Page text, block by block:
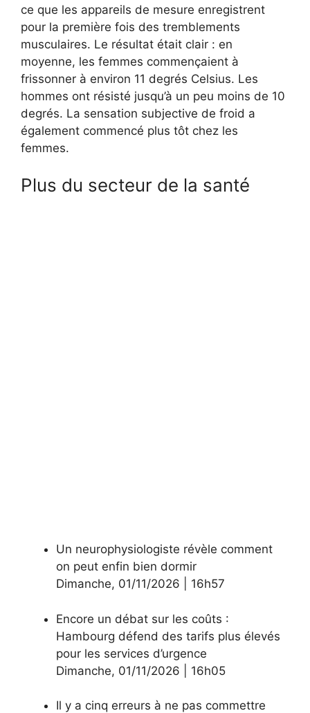
ce que les appareils de mesure enregistrent
pour la première fois des tremblements
musculaires. Le résultat était clair : en
moyenne, les femmes commençaient à
frissonner à environ 11 degrés Celsius. Les
hommes ont résisté jusqu’à un peu moins de 10
degrés. La sensation subjective de froid a
également commencé plus tôt chez les
femmes.
Plus du secteur de la santé
Un neurophysiologiste révèle comment
on peut enfin bien dormir
Dimanche, 01/11/2026 16h57
Encore un débat sur les coûts :
Hambourg défend des tarifs plus élevés
pour les services d’urgence
Dimanche, 01/11/2026 16h05
Il y a cinq erreurs à ne pas commettre